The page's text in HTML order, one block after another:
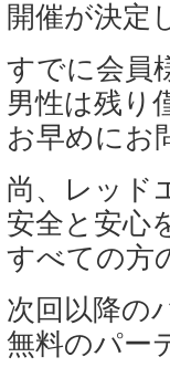
開催が決定
すでに会員
男性は残り
お早めにお
尚、レッド
安全と安心
すべての方
次回以降の
無料のパー